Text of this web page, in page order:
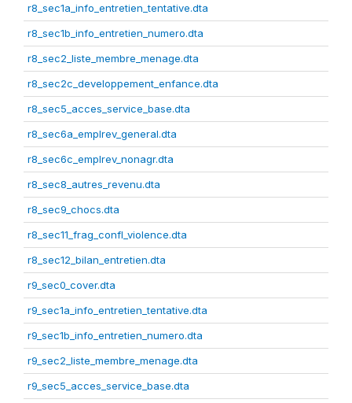
r8_sec1a_info_entretien_tentative.dta
r8_sec1b_info_entretien_numero.dta
r8_sec2_liste_membre_menage.dta
r8_sec2c_developpement_enfance.dta
r8_sec5_acces_service_base.dta
r8_sec6a_emplrev_general.dta
r8_sec6c_emplrev_nonagr.dta
r8_sec8_autres_revenu.dta
r8_sec9_chocs.dta
r8_sec11_frag_confl_violence.dta
r8_sec12_bilan_entretien.dta
r9_sec0_cover.dta
r9_sec1a_info_entretien_tentative.dta
r9_sec1b_info_entretien_numero.dta
r9_sec2_liste_membre_menage.dta
r9_sec5_acces_service_base.dta